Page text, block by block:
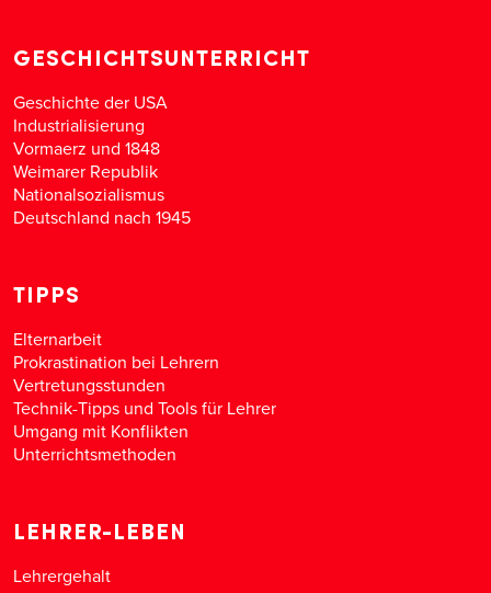
GESCHICHTSUNTERRICHT
Geschichte der USA
Industrialisierung
Vormaerz und 1848
Weimarer Republik
Nationalsozialismus
Deutschland nach 1945
TIPPS
Elternarbeit
Prokrastination bei Lehrern
Vertretungsstunden
Technik-Tipps und Tools für Lehrer
Umgang mit Konflikten
Unterrichtsmethoden
LEHRER-LEBEN
Lehrergehalt